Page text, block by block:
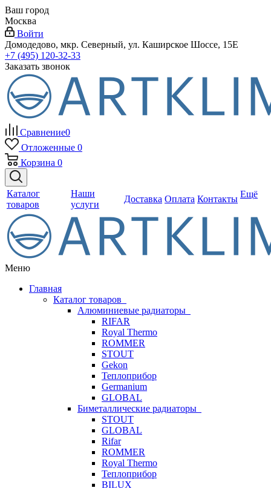
Ваш город
Москва
Войти
Домодедово, мкр. Северный, ул. Каширское Шоссе, 15Е
+7 (495) 120-32-33
Заказать звонок
Сравнение0
Отложенные 0
Корзина 0
Каталог
товаров
Наши
услуги
Доставка Оплата Контакты Ещё
Меню
Главная
Каталог товаров
Алюминиевые радиаторы
RIFAR
Royal Thermo
ROMMER
STOUT
Gekon
Теплоприбор
Germanium
GLOBAL
Биметаллические радиаторы
STOUT
GLOBAL
Rifar
ROMMER
Royal Thermo
Теплоприбор
BILUX